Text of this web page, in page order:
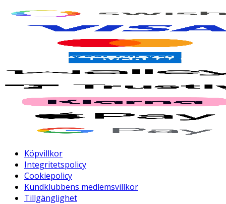
Köpvillkor
Integritetspolicy
Cookiepolicy
Kundklubbens medlemsvillkor
Tillgänglighet